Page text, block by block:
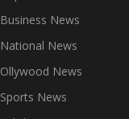
Business News
National News
Ollywood News
Sports News